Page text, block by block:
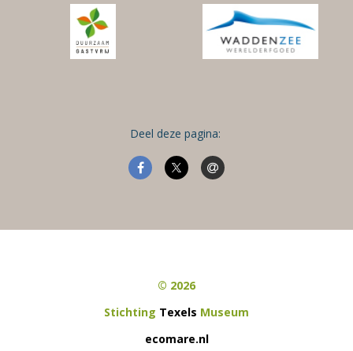
Deel deze pagina:
© 2026
Stichting Texels Museum
ecomare.nl